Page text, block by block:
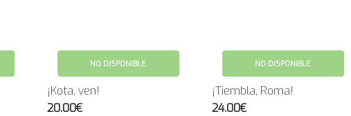
NO DISPONIBLE
¡Kota, ven!
20.00€
NO DISPONIBLE
¡Tiembla, Roma!
24.00€